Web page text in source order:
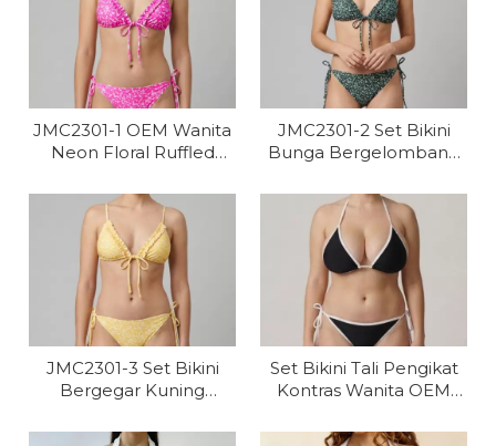
JMC2301-1 OEM Wanita
Neon Floral Ruffled
JMC2301-2 Set Bikini
Bunga Bergelombang
JMC2301-3 Set Bikini
Bergegar Kuning
OEM Wanita OEM
Set Bikini Tali Pengikat
Kontras Wanita OEM